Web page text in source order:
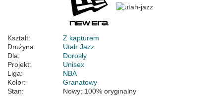
Kształt:
Z kapturem
Drużyna:
Utah Jazz
Dla:
Dorosły
Projekt:
Unisex
Liga:
NBA
Kolor:
Granatowy
Stan:
Nowy; 100% oryginalny